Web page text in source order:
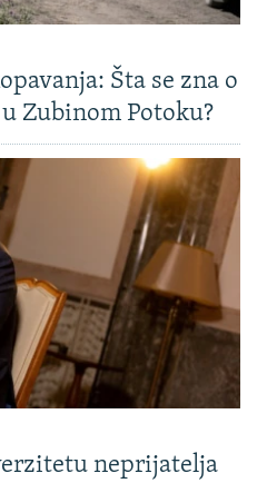
Šta se zna o
Zubinom Potoku?
neprijatelja